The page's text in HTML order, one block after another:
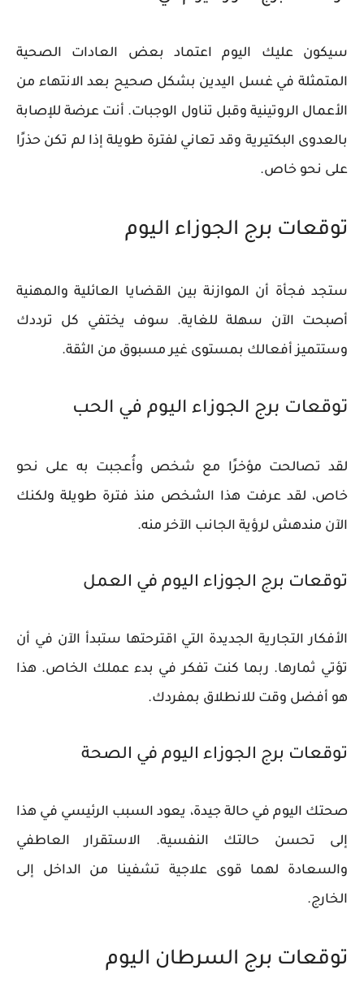
سيكون عليك اليوم اعتماد بعض العادات الصحية
المتمثلة في غسل اليدين بشكل صحيح بعد الانتهاء من
الأعمال الروتينية وقبل تناول الوجبات. أنت عرضة للإصابة
بالعدوى البكتيرية وقد تعاني لفترة طويلة إذا لم تكن حذرًا
على نحو خاص.
توقعات برج الجوزاء اليوم
ستجد فجأة أن الموازنة بين القضايا العائلية والمهنية
أصبحت الآن سهلة للغاية. سوف يختفي كل ترددك
وستتميز أفعالك بمستوى غير مسبوق من الثقة.
توقعات برج الجوزاء اليوم في الحب
لقد تصالحت مؤخرًا مع شخص وأُعجبت به على نحو
خاص، لقد عرفت هذا الشخص منذ فترة طويلة ولكنك
الآن مندهش لرؤية الجانب الآخر منه.
توقعات برج الجوزاء اليوم في العمل
الأفكار التجارية الجديدة التي اقترحتها ستبدأ الآن في أن
تؤتي ثمارها. ربما كنت تفكر في بدء عملك الخاص. هذا
هو أفضل وقت للانطلاق بمفردك.
توقعات برج الجوزاء اليوم في الصحة
صحتك اليوم في حالة جيدة، يعود السبب الرئيسي في هذا
إلى تحسن حالتك النفسية. الاستقرار العاطفي
والسعادة لهما قوى علاجية تشفينا من الداخل إلى
الخارج.
توقعات برج السرطان اليوم